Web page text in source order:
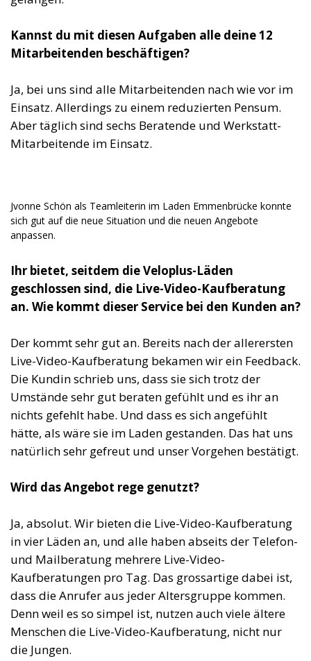
Kannst du mit diesen Aufgaben alle deine 12
Mitarbeitenden beschäftigen?
Ja, bei uns sind alle Mitarbeitenden nach wie vor im
Einsatz. Allerdings zu einem reduzierten Pensum.
Aber täglich sind sechs Beratende und Werkstatt-
Mitarbeitende im Einsatz.
Jvonne Schön als Teamleiterin im Laden Emmenbrücke konnte
sich gut auf die neue Situation und die neuen Angebote
anpassen.
Ihr bietet, seitdem die Veloplus-Läden
geschlossen sind, die Live-Video-Kaufberatung
an. Wie kommt dieser Service bei den Kunden an?
Der kommt sehr gut an. Bereits nach der allerersten
Live-Video-Kaufberatung bekamen wir ein Feedback.
Die Kundin schrieb uns, dass sie sich trotz der
Umstände sehr gut beraten gefühlt und es ihr an
nichts gefehlt habe. Und dass es sich angefühlt
hätte, als wäre sie im Laden gestanden. Das hat uns
natürlich sehr gefreut und unser Vorgehen bestätigt.
Wird das Angebot rege genutzt?
Ja, absolut. Wir bieten die Live-Video-Kaufberatung
in vier Läden an, und alle haben abseits der Telefon-
und Mailberatung mehrere Live-Video-
Kaufberatungen pro Tag. Das grossartige dabei ist,
dass die Anrufer aus jeder Altersgruppe kommen.
Denn weil es so simpel ist, nutzen auch viele ältere
Menschen die Live-Video-Kaufberatung, nicht nur
die Jungen.